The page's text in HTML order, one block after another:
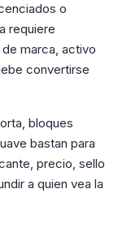
o
requiere
marca, activo
convertirse
bloques
bastan para
precio, sello
a quien vea la